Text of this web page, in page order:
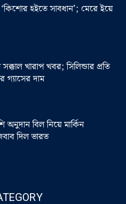
হইতে সাবধান’; মেরে ইয়ে
খারাপ খবর; সিলিন্ডার প্রতি
গ্যাসের দাম
বিল নিয়ে মার্কিন
দিল ভারত